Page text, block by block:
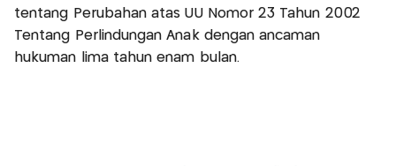
tentang Perubahan atas UU Nomor 23 Tahun 2002
Tentang Perlindungan Anak dengan ancaman
hukuman lima tahun enam bulan.